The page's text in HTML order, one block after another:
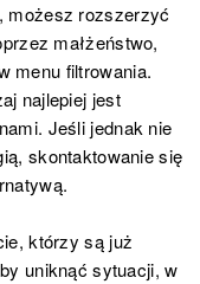
możesz rozszerzyć
małżeństwo,
menu filtrowania.
najlepiej jest
Jeśli jednak nie
skontaktowanie się
którzy są już
uniknąć sytuacji, w